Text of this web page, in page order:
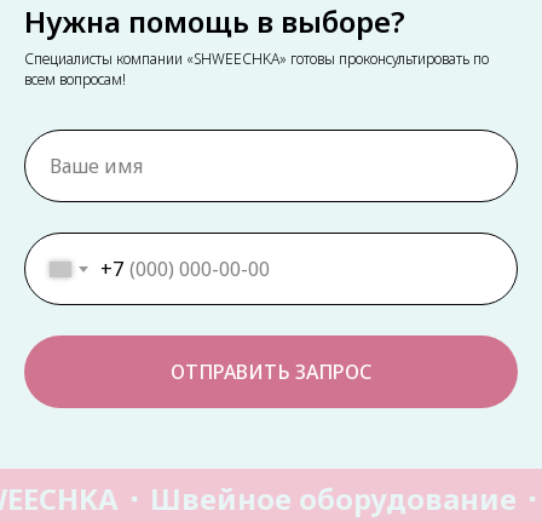
Нужна помощь в выборе?
Специалисты компании «SHWEECHKA» готовы проконсультировать по
всем вопросам!
+7
ОТПРАВИТЬ ЗАПРОС
Швейное оборудование